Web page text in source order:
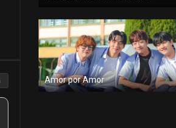
Amor por Amor